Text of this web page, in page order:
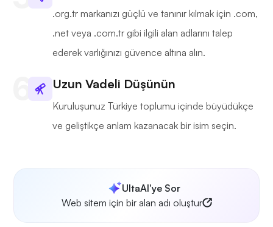
.org.tr markanızı güçlü ve tanınır kılmak için .com,
.net veya .com.tr gibi ilgili alan adlarını talep
ederek varlığınızı güvence altına alın.
Uzun Vadeli Düşünün
Kuruluşunuz Türkiye toplumu içinde büyüdükçe
ve geliştikçe anlam kazanacak bir isim seçin.
UltaAI'ye Sor
Web sitem için bir alan adı oluştur